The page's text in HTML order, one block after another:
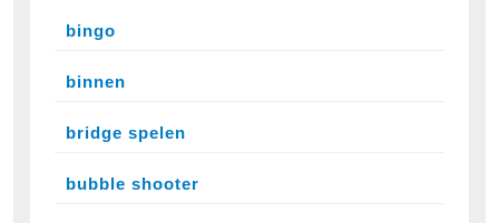
bingo
binnen
bridge spelen
bubble shooter